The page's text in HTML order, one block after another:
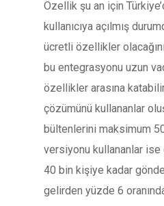
Özellik şu an için
kullanıcıya açılmış
ücretli özellikler
bu entegrasyonu uzun
özellikler arasına
çözümünü kullananlar
bültenlerini maksimum
versiyonu kullananlar
40 bin kişiye kadar
gelirden yüzde 6